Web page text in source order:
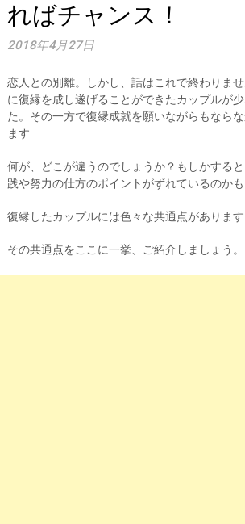
ればチャンス！
2018年4月27日
恋人との別離。しかし、話はこれで終わりま
に復縁を成し遂げることができたカップルが
た。その一方で復縁成就を願いながらもなら
ます
何が、どこが違うのでしょうか？もしかする
践や努力の仕方のポイントがずれているのかも
復縁したカップルには色々な共通点があります
その共通点をここに一挙、ご紹介しましょう。